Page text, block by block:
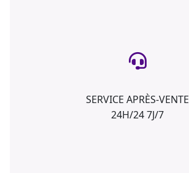
SERVICE APRÈS-VENTE
24H/24 7J/7